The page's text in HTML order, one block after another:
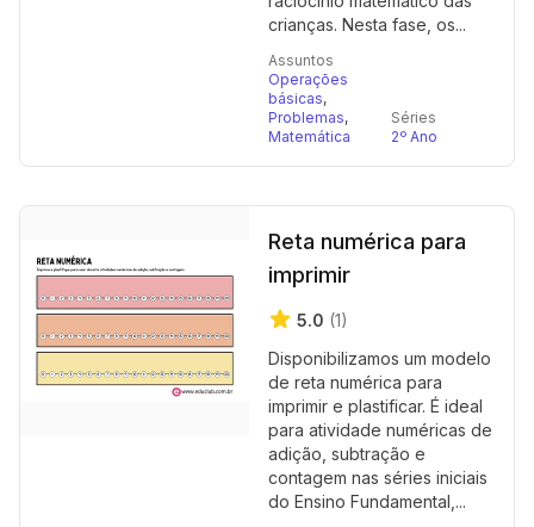
crianças. Nesta fase, os...
Assuntos
Operações
básicas,
Problemas,
Matemática
Séries
2º Ano
Reta numérica para
imprimir
5.0 (1)
Disponibilizamos um modelo
de reta numérica para
imprimir e plastificar. É ideal
para atividade numéricas de
adição, subtração e
contagem nas séries iniciais
do Ensino Fundamental,...